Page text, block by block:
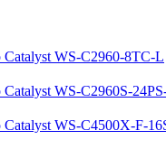
WS-C2960-8TC-L
WS-C2960S-
WS-C4500X-F-